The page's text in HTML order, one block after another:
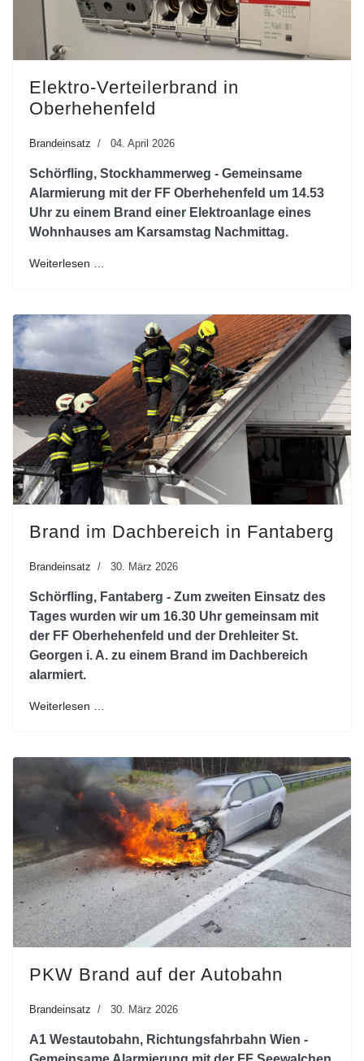
Elektro-Verteilerbrand in
Oberhehenfeld
Brandeinsatz 04. April 2026
Schörfling, Stockhammerweg - Gemeinsame
Alarmierung mit der FF Oberhehenfeld um 14.53
Uhr zu einem Brand einer Elektroanlage eines
Wohnhauses am Karsamstag Nachmittag.
Weiterlesen …
Brand im Dachbereich in Fantaberg
Brandeinsatz 30. März 2026
Schörfling, Fantaberg - Zum zweiten Einsatz des
Tages wurden wir um 16.30 Uhr gemeinsam mit
der FF Oberhehenfeld und der Drehleiter St.
Georgen i. A. zu einem Brand im Dachbereich
alarmiert.
Weiterlesen …
PKW Brand auf der Autobahn
Brandeinsatz 30. März 2026
A1 Westautobahn, Richtungsfahrbahn Wien -